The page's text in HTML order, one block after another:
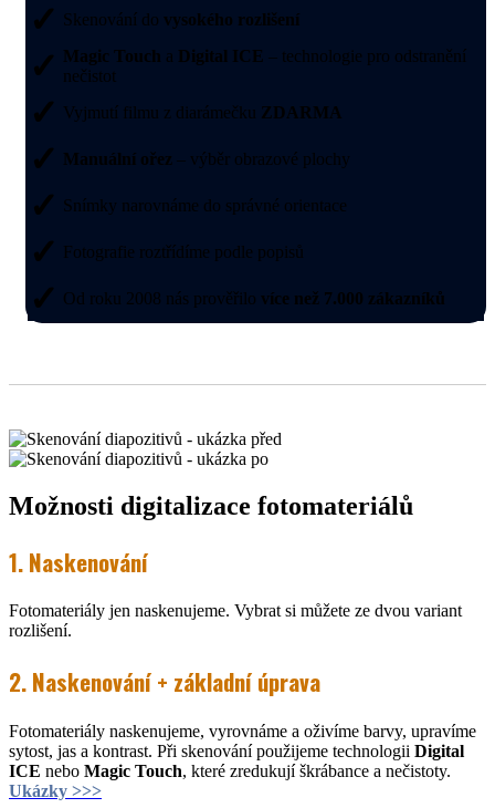
✓ Skenování do vysokého rozlišení
✓ Magic Touch a Digital ICE – technologie pro odstranění
nečistot
✓ Vyjmutí filmu z diarámečku ZDARMA
✓ Manuální ořez – výběr obrazové plochy
✓ Snímky narovnáme do správné orientace
✓ Fotografie roztřídíme podle popisů
✓ Od roku 2008 nás prověřilo více než 7.000 zákazníků
Možnosti digitalizace fotomateriálů
1. Naskenování
Fotomateriály jen naskenujeme. Vybrat si můžete ze dvou variant
rozlišení.
2. Naskenování + základní úprava
Fotomateriály naskenujeme, vyrovnáme a oživíme barvy, upravíme
sytost, jas a kontrast. Při skenování použijeme technologii Digital
ICE nebo Magic Touch, které zredukují škrábance a nečistoty.
Ukázky >>>